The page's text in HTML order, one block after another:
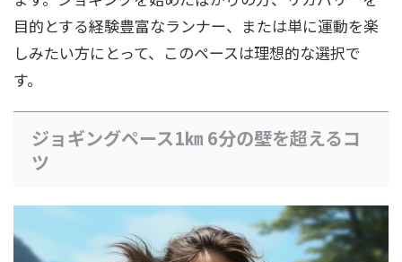
目的とする経験豊富なランナー、または単に運動を楽
しみたい方にとって、このペースは理想的な選択で
す。
ジョギングペース1㎞ 6分の壁を超えるコ
ツ